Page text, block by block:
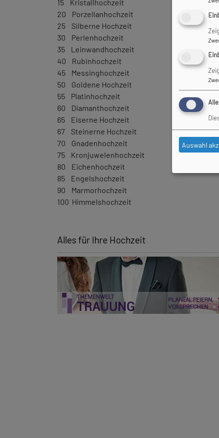
15 Kristallhochzeit
20 Porzellanhochzeit
25 Silberne Hochzeit
30 Perlenhochzeit
35 Leinwandhochzeit
40 Rubinhochzeit
45 Messinghochzeit
50 Goldene Hochzeit
55 Platinhochzeit
60 Diamanthochzeit
65 Eiserne Hochzeit
67 Steinerne Hochzeit
70 Gnadenhochzeit
75 Kronjuwelenhochzeit
80 Eichenhochzeit
85 Engelshochzeit
90 Marmorhochzeit
100 Himmelshochzeit
Alles für Ihre Hochzeit
Auswahl